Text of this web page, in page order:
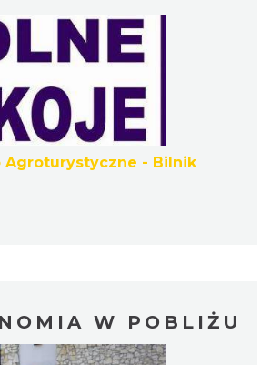
Agroturystyczne - Bilnik
W POBLIŻU